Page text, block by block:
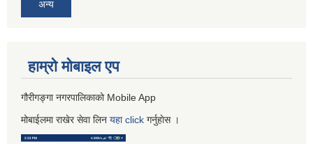
अन्य
हाम्रो माेबाइल एप
गौरीगङ्गा नगरपालिकाको Mobile App
मोबाईलमा राखेर सेवा लिन यहाclick गर्नुहाेस ।